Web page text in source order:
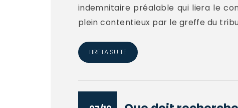
indemnitaire préalable qui liera le
plein contentieux par le greffe du
LIRE LA SUITE